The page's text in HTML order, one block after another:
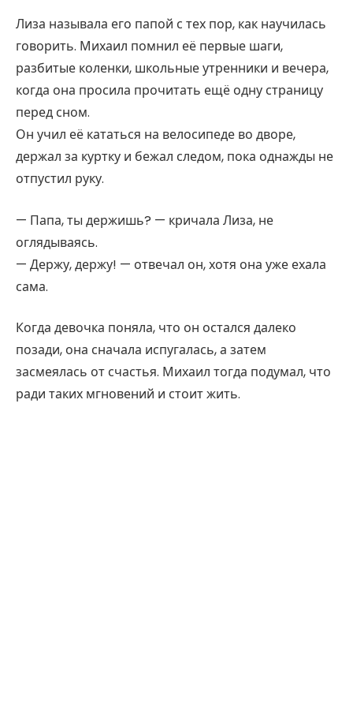
Лиза называла его папой с тех пор, как научилась
говорить. Михаил помнил её первые шаги,
разбитые коленки, школьные утренники и вечера,
когда она просила прочитать ещё одну страницу
перед сном.
Он учил её кататься на велосипеде во дворе,
держал за куртку и бежал следом, пока однажды не
отпустил руку.
— Папа, ты держишь? — кричала Лиза, не
оглядываясь.
— Держу, держу! — отвечал он, хотя она уже ехала
сама.
Когда девочка поняла, что он остался далеко
позади, она сначала испугалась, а затем
засмеялась от счастья. Михаил тогда подумал, что
ради таких мгновений и стоит жить.